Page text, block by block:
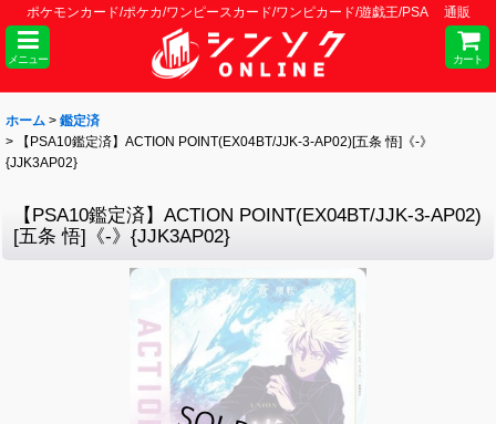
ポケモンカード/ポケカ/ワンピースカード/ワンピカード/遊戯王/PSA 通販
メニュー カート
ホーム > 鑑定済
>
【PSA10鑑定済】ACTION POINT(EX04BT/JJK-3-AP02)[五条 悟]《-》
{JJK3AP02}
【PSA10鑑定済】ACTION POINT(EX04BT/JJK-3-AP02)
[五条 悟]《-》{JJK3AP02}